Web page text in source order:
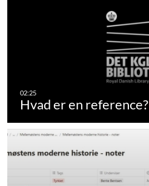
Hvad er en reference?